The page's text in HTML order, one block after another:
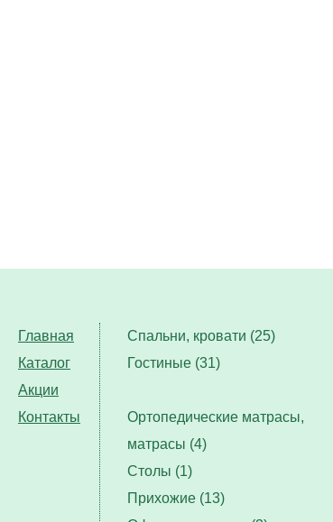
Главная
Каталог
Акции
Контакты
Спальни, кровати (25)
Гостиные (31)
Ортопедические матрасы,
матрасы (4)
Столы (1)
Прихожие (13)